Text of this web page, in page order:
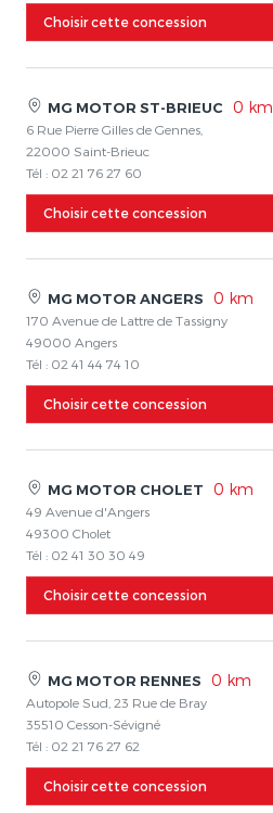
Choisir cette concession
MG MOTOR ST-BRIEUC 0 km
6 Rue Pierre Gilles de Gennes,
22000 Saint-Brieuc
Tél : 02 21 76 27 60
Choisir cette concession
MG MOTOR ANGERS 0 km
170 Avenue de Lattre de Tassigny
49000 Angers
Tél : 02 41 44 74 10
Choisir cette concession
MG MOTOR CHOLET 0 km
49 Avenue d'Angers
49300 Cholet
Tél : 02 41 30 30 49
Choisir cette concession
MG MOTOR RENNES 0 km
Autopole Sud, 23 Rue de Bray
35510 Cesson-Sévigné
Tél : 02 21 76 27 62
Choisir cette concession